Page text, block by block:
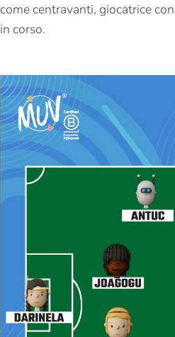
come centravanti, giocatrice
in corso.